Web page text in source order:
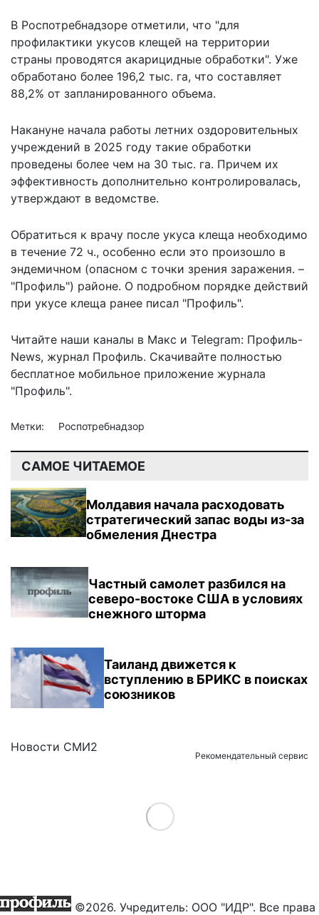
В Роспотребнадзоре отметили, что "для
профилактики укусов клещей на территории
страны проводятся акарицидные обработки". Уже
обработано более 196,2 тыс. га, что составляет
88,2% от запланированного объема.
Накануне начала работы летних оздоровительных
учреждений в 2025 году такие обработки
проведены более чем на 30 тыс. га. Причем их
эффективность дополнительно контролировалась,
утверждают в ведомстве.
Обратиться к врачу после укуса клеща необходимо
в течение 72 ч., особенно если это произошло в
эндемичном (опасном с точки зрения заражения. –
"Профиль") районе. О подробном порядке действий
при укусе клеща ранее писал "Профиль".
Читайте наши каналы в Макс и Telegram: Профиль-
News, журнал Профиль. Скачивайте полностью
бесплатное мобильное приложение журнала
"Профиль".
Метки: Роспотребнадзор
САМОЕ ЧИТАЕМОЕ
Молдавия начала расходовать
стратегический запас воды из-за
обмеления Днестра
Частный самолет разбился на
северо-востоке США в условиях
снежного шторма
Таиланд движется к
вступлению в БРИКС в поисках
союзников
Новости СМИ2
Рекомендательный сервис
Load More
©2026. Учредитель: ООО "ИДР". Все права